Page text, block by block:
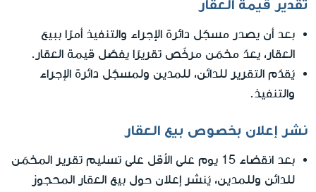
بعد أن يصدر مسجّل دائرة الإجراء والتنفيذ أمرًا ببيع
العقار، يعدّ مخمّن مرخّص تقريرًا يفصّل قيمة العقار.
يُقدّم التقرير للدائن، للمدين ولمسجّل دائرة الإجراء
والتنفيذ.
نشر إعلان بخصوص بيع العقار
بعد انقضاء 15 يوم على الأقل على تسليم تقرير المخمّن
للدائن وللمدين، يُنشر إعلان حول بيع العقار المحجوز